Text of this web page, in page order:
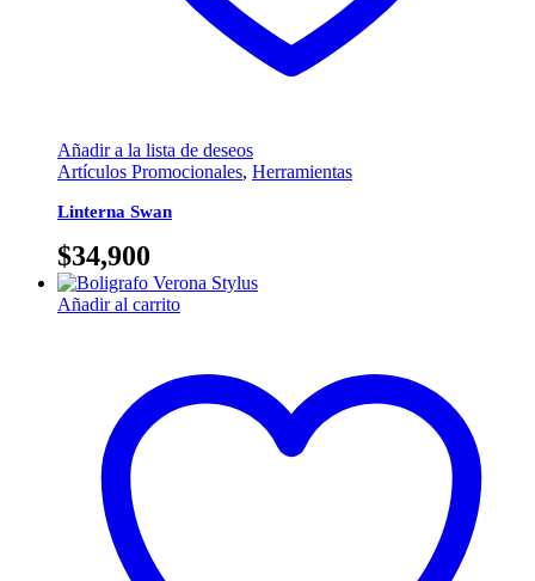
Añadir a la lista de deseos
Artículos Promocionales, Herramientas
Linterna Swan
$34,900
Añadir al carrito